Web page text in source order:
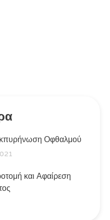
Οφθαλμού
και Αφαίρεση